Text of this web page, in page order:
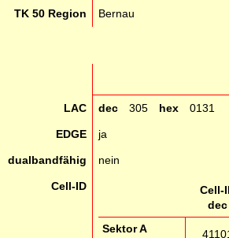
TK 50 Region Bernau
LAC dec 305 hex 0131
EDGE ja
dualbandfähig nein
Cell-ID
Cell-
dec
Sektor A